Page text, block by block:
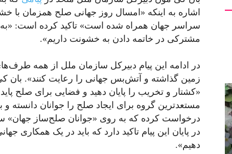
اشاره به اینکه «امسال روز جهانی صلح همزمان با
سراسر جهان همراه شده است» تاکید کرده است: «به
مشترکی در خاتمه دادن به خشونت داریم».
در ادامه این پیام دبیرکل سازمان ملل از همه‌
زمین گذاشته و آتش‌بس جهانی را رعایت کنند». بان
«کشتار و تخریب را پایان دهید و فضایی برای صلح
مستعدترین گروه برای ایجاد صلح را جوانان دانسته
درخواست کرده که به روی «جوانان صلح‌ساز جهان»
در پایان این پیام تاکید دارد که باید در یک همکاری
دهیم».